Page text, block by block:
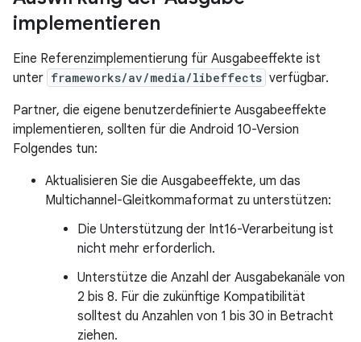
implementieren
Eine Referenzimplementierung für Ausgabeeffekte ist
unter frameworks/av/media/libeffects verfügbar.
Partner, die eigene benutzerdefinierte Ausgabeeffekte
implementieren, sollten für die Android 10-Version
Folgendes tun:
Aktualisieren Sie die Ausgabeeffekte, um das
Multichannel-Gleitkommaformat zu unterstützen:
Die Unterstützung der Int16-Verarbeitung ist
nicht mehr erforderlich.
Unterstütze die Anzahl der Ausgabekanäle von
2 bis 8. Für die zukünftige Kompatibilität
solltest du Anzahlen von 1 bis 30 in Betracht
ziehen.